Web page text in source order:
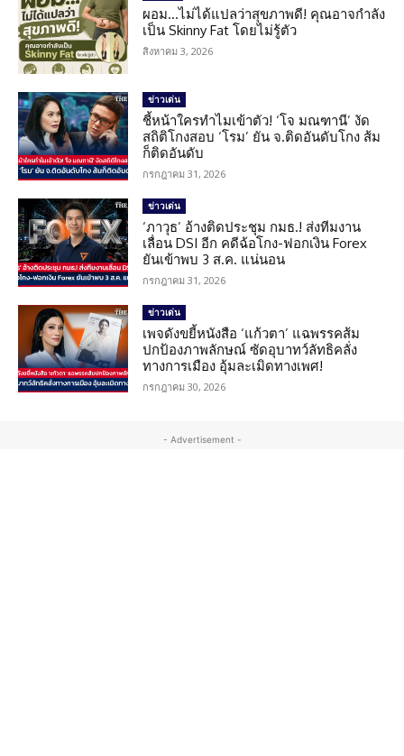
ผอม…ไม่ได้แปลว่าสุขภาพดี! คุณอาจกำลัง
เป็น Skinny Fat โดยไม่รู้ตัว
สิงหาคม 3, 2026
ข่าวเด่น
ชี้หน้าใครทำไมเข้าตัว! ‘โจ มณฑานี’ งัด
สถิติโกงสอบ ‘โรม’ ยัน จ.ติดอันดับโกง ส้ม
ก็ติดอันดับ
กรกฎาคม 31, 2026
ข่าวเด่น
‘ภาวุธ’ อ้างติดประชุม กมธ.! ส่งทีมงาน
เลื่อน DSI อีก คดีฉ้อโกง-ฟอกเงิน Forex
ยันเข้าพบ 3 ส.ค. แน่นอน
กรกฎาคม 31, 2026
ข่าวเด่น
เพจดังขยี้หนังสือ ‘แก้วตา’ แฉพรรคส้ม
ปกป้องภาพลักษณ์ ซัดอุบาทว์ลัทธิคลั่ง
ทางการเมือง อุ้มละเมิดทางเพศ!
กรกฎาคม 30, 2026
- Advertisement -